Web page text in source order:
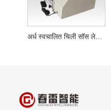
अर्ध स्वचालित चिली सॉस लेबलिंग मशीन